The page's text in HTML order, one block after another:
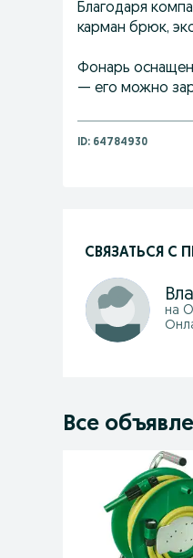
Благодаря
карман брюк,
Фонарь
— его можно
ID: 64784930
СВЯЗАТЬСЯ С
на
Все